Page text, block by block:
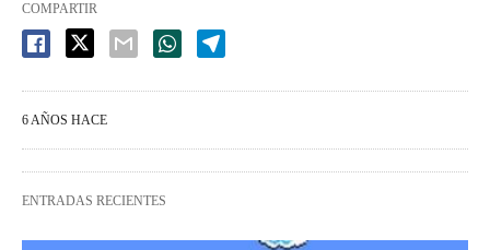
COMPARTIR
6 AÑOS HACE
ENTRADAS RECIENTES